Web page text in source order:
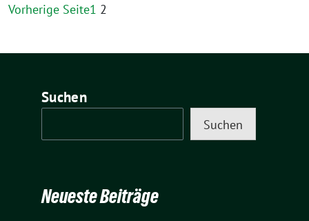
Vorherige Seite1 2
Suchen
Suchen
Neueste Beiträge